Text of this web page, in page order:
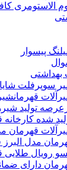
الاستومری
پیسوار
بهداشتی
سوپرفلت
قهرمان
تولید
قهرمان
مدل
رویال
ضمانت۵ساله میباشند پس از اتمام ضمانت نامه شیرالات شامل ۱۵سال خدمات پس